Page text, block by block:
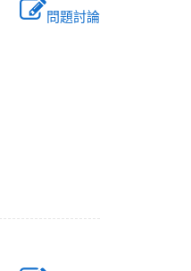
問題討論